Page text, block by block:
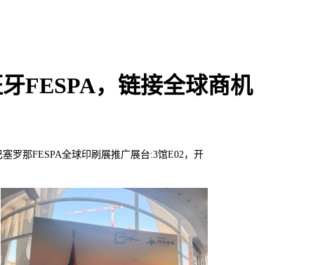
FESPA，链接全球商机
罗那FESPA全球印刷展推广展台:3馆E02，开